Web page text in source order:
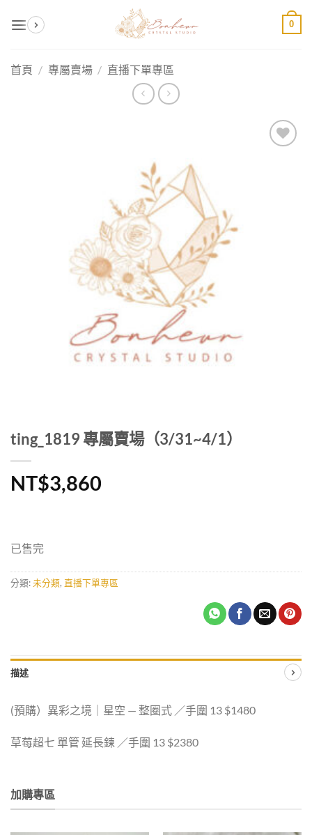
0
首頁 / 專屬賣場 / 直播下單專區
ting_1819 專屬賣場（3/31~4/1）
NT$3,860
已售完
分類:未分類, 直播下單專區
描述
(預購）異彩之境｜星空 — 整圈式 ／手圍 13 $1480
草莓超七 單管 延長鍊 ／手圍 13 $2380
加購專區